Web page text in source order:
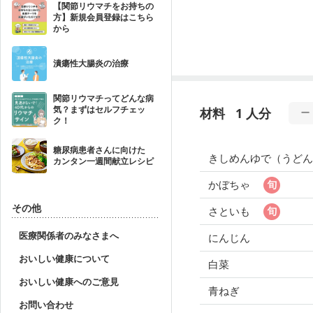
【関節リウマチをお持ちの
方】新規会員登録はこちら
から
潰瘍性大腸炎の治療
関節リウマチってどんな病
気？まずはセルフチェッ
ク！
糖尿病患者さんに向けた
カンタン一週間献立レシピ
その他
医療関係者のみなさまへ
おいしい健康について
おいしい健康へのご意見
お問い合わせ
材料 1 人分
きしめんゆで（うど
かぼちゃ
さといも
にんじん
白菜
青ねぎ